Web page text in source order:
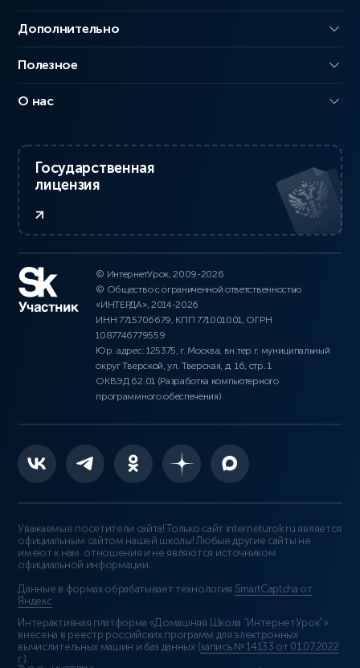
Дополнительно
Полезное
О нас
Государственная
лицензия
© ИнтернетУрок, 2009-2026
© Общество с ограниченной ответственностью
«ИНТЕРДА», 2014-2026
ИНН 7715706679, КПП 771001001, ОГРН
1087746779559
Юр. адрес: 125375, г. Москва, вн.тер.г. муниципальный
округ Тверской, ул. Тверская, д. 16, стр. 1
ОКВЭД 62.01 (Разработка компьютерного
программного обеспечения)
Уважаемые посетители сайта! Только сайт interneturok.ru является
официальным сайтом нашей школы! Любые другие сайты не
имеют к нам отношения и не являются источником
официальной информации.
Данные в формах обрабатывает технология SmartCaptcha от
Яндекс
Интерактивная платформа «Домашняя Школа “ИнтернетУрок”»
внесена в реестр российских программ для электронных
вычислительных машин и баз данных (запись № 14133 от 01.07.2022
г.).